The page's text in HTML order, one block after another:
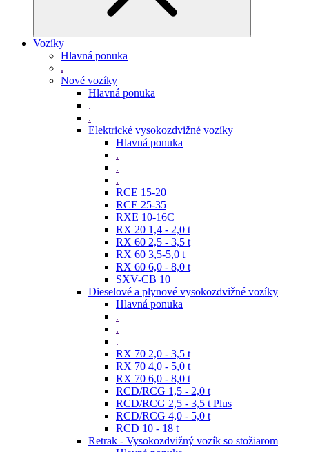
Vozíky
Hlavná ponuka
.
Nové vozíky
Hlavná ponuka
.
.
Elektrické vysokozdvižné vozíky
Hlavná ponuka
.
.
.
RCE 15-20
RCE 25-35
RXE 10-16C
RX 20 1,4 - 2,0 t
RX 60 2,5 - 3,5 t
RX 60 3,5-5,0 t
RX 60 6,0 - 8,0 t
SXV-CB 10
Dieselové a plynové vysokozdvižné vozíky
Hlavná ponuka
.
.
.
RX 70 2,0 - 3,5 t
RX 70 4,0 - 5,0 t
RX 70 6,0 - 8,0 t
RCD/RCG 1,5 - 2,0 t
RCD/RCG 2,5 - 3,5 t Plus
RCD/RCG 4,0 - 5,0 t
RCD 10 - 18 t
Retrak - Vysokozdvižný vozík so stožiarom